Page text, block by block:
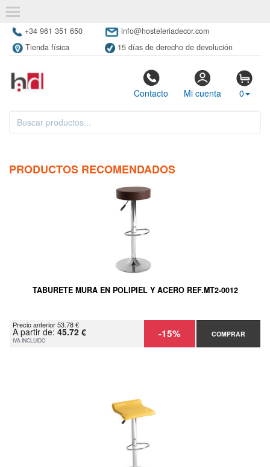
+34 961 351 650
info@hosteleriadecor.com
Tienda física
15 días de derecho de devolución
Contacto Mi cuenta 0
PRODUCTOS RECOMENDADOS
TABURETE MURA EN POLIPIEL Y ACERO REF.MT2-0012
Precio anterior 53.78 €
A partir de: 45.72 €
IVA INCLUIDO -15% COMPRAR